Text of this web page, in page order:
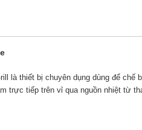
là thiết bị chuyên dụng dùng để chế
trực tiếp trên vỉ qua nguồn nhiệt từ